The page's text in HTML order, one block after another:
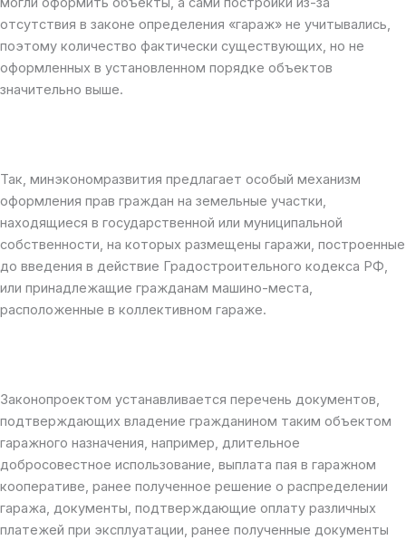
отсутствия в законе определения «гараж» не учитывались,
поэтому количество фактически существующих, но не
оформленных в установленном порядке объектов
значительно выше.
Так, минэкономразвития предлагает особый механизм
оформления прав граждан на земельные участки,
находящиеся в государственной или муниципальной
собственности, на которых размещены гаражи, построенные
до введения в действие Градостроительного кодекса РФ,
или принадлежащие гражданам машино-места,
расположенные в коллективном гараже.
Законопроектом устанавливается перечень документов,
подтверждающих владение гражданином таким объектом
гаражного назначения, например, длительное
добросовестное использование, выплата пая в гаражном
кооперативе, ранее полученное решение о распределении
гаража, документы, подтверждающие оплату различных
платежей при эксплуатации, ранее полученные документы